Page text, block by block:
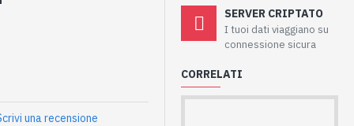
una recensione
SERVER CRIPTATO
I tuoi dati viaggiano su
connessione sicura
CORRELATI